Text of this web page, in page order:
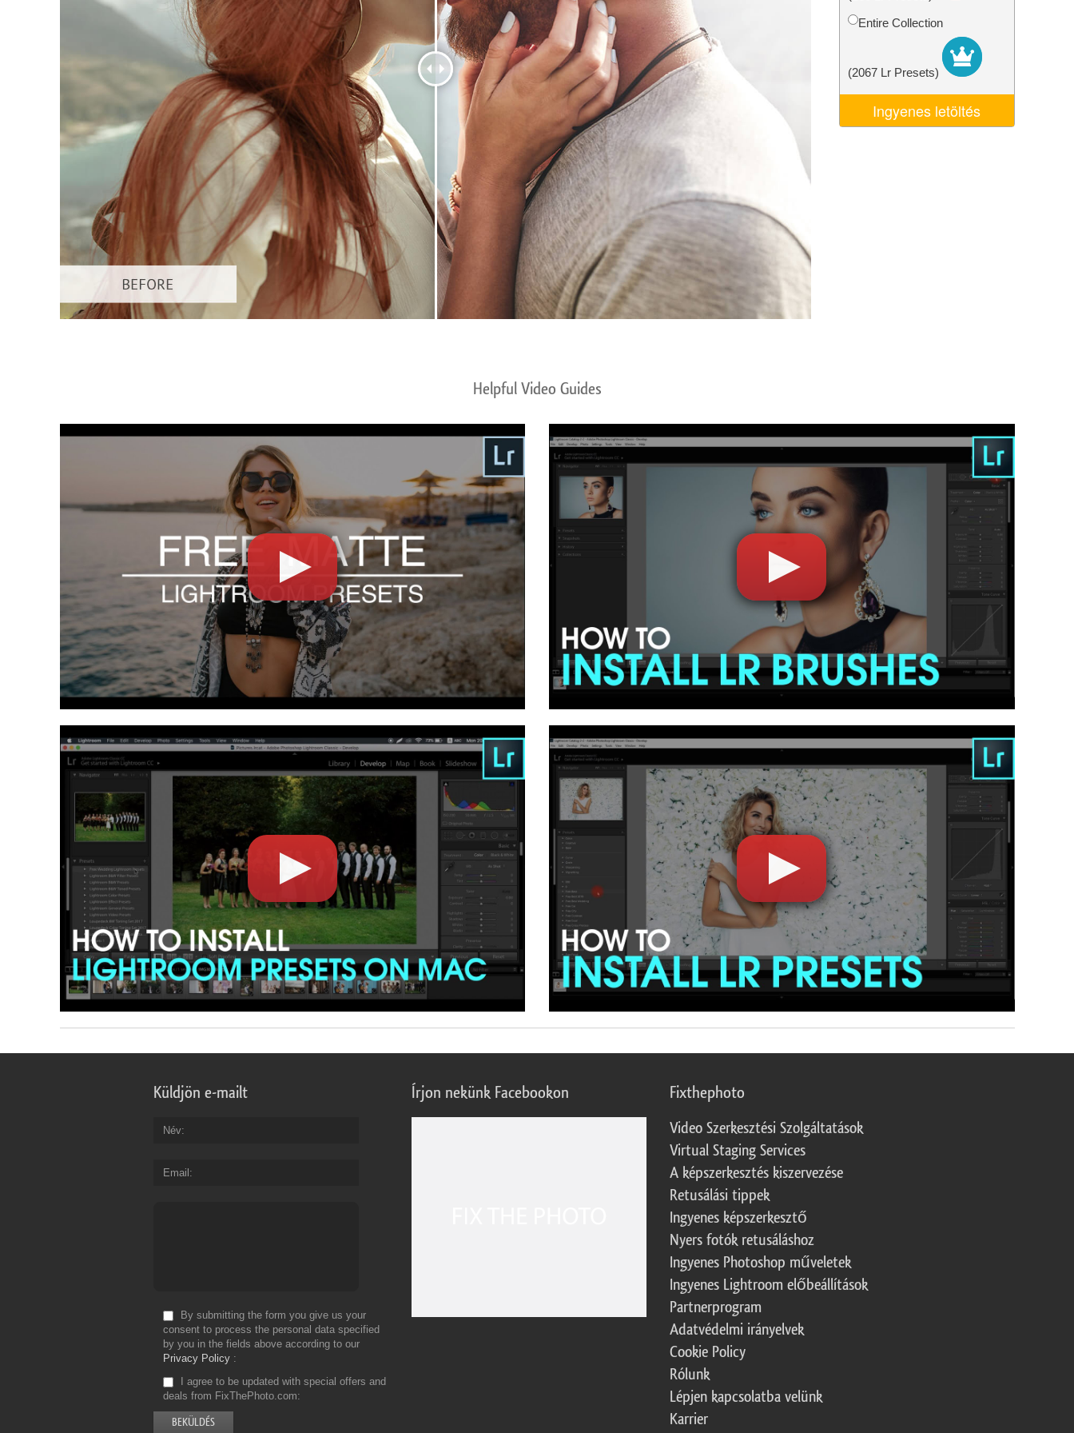
Dịch vụ chỉnh sửa sản phẩm Ékszer -retusálási szolgáltatások AI Képzési Adatok Video Editing ServicesEntire Collection
(2067 Lr Presets)
Ingyenes letöltés
Helpful Video Guides
Küldjön e-mailt
Név
Email
By submitting the form you give us your
consent to process the personal data specified
by you in the fields above according to our
Privacy Policy
I agree to be updated with special offers and
deals from FixThePhoto.com
Írjon nekünk Facebookon Fixthephoto
Video Szerkesztési Szolgáltatások
Virtual Staging Services
A képszerkesztés kiszervezése
Retusálási tippek
Ingyenes képszerkesztő
Nyers fotók retusáláshoz
Ingyenes Photoshop műveletek
Ingyenes Lightroom előbeállítások
Partnerprogram
Adatvédelmi irányelvek
Cookie Policy
Rólunk
Lépjen kapcsolatba velünk
Karrier